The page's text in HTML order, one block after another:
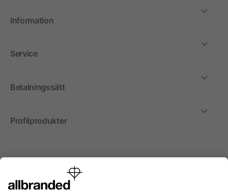
Information
Service
Betalningssätt
Profilprodukter
Internationellt